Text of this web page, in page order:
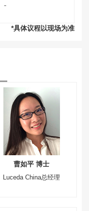
-
*具体议程以现场为准
曹如平 博士
Luceda China总经理